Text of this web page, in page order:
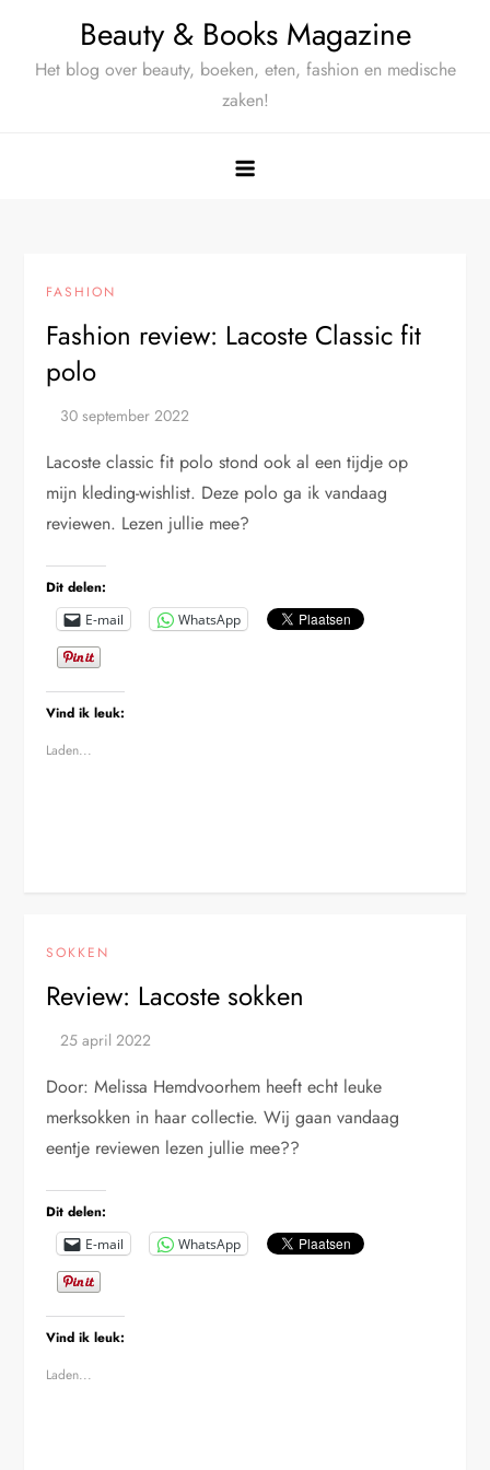
Beauty & Books Magazine
Het blog over beauty, boeken, eten, fashion en medische
zaken!
FASHION
Fashion review: Lacoste Classic fit
polo
Lacoste classic fit polo stond ook al een tijdje op
mijn kleding-wishlist. Deze polo ga ik vandaag
reviewen. Lezen jullie mee?
Dit delen:
E-mail WhatsApp
Vind ik leuk:
Laden...
SOKKEN
Review: Lacoste sokken
Door: Melissa Hemdvoorhem heeft echt leuke
merksokken in haar collectie. Wij gaan vandaag
eentje reviewen lezen jullie mee??
Dit delen:
E-mail WhatsApp
Vind ik leuk:
Laden...